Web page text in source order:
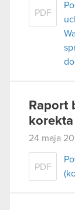
PDF
Raport
korekta
24 maja
PDF